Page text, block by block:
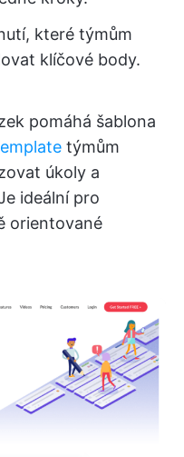
které týmům
klíčové body.
pomáhá šablona
týmům
úkoly a
ideální pro
orientované